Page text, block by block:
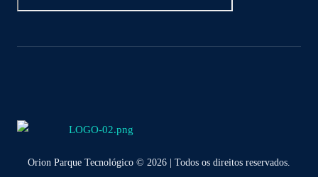
Orion Parque Tecnológico © 2026 | Todos os direitos reservados.